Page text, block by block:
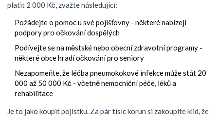
platit 2 000 Kč, zvažte následující:
Požádejte o pomoc u své pojišťovny - některé nabízejí
podpory pro očkování dospělých
Podívejte se na městské nebo obecní zdravotní programy -
některé obce hradí očkování pro seniory
Nezapomeňte, že léčba pneumokokové infekce může stát 20
000 až 50 000 Kč - včetně nemocniční péče, léků a
rehabilitace
Je to jako koupit pojistku. Za pár tisíc korun si zakoupíte klid, že